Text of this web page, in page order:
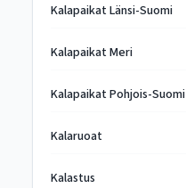
Kalapaikat Länsi-Suomi
Kalapaikat Meri
Kalapaikat Pohjois-Suomi
Kalaruoat
Kalastus